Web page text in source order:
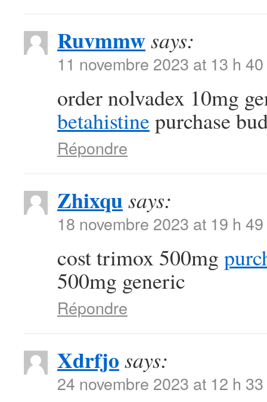
Ruvmmwsays:
11 novembre 2023 at 13 h
order nolvadex 10mg
betahistine purchase
Répondre
Zhixqusays:
18 novembre 2023 at 19 h
cost trimox 500mg
500mg generic
Répondre
Xdrfjo says:
24 novembre 2023 at 12 h